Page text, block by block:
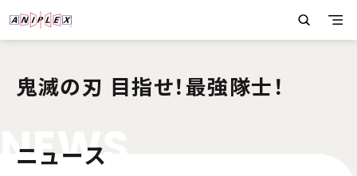
鬼滅の刃 目指せ！最強隊士！
NEWS
ニュース